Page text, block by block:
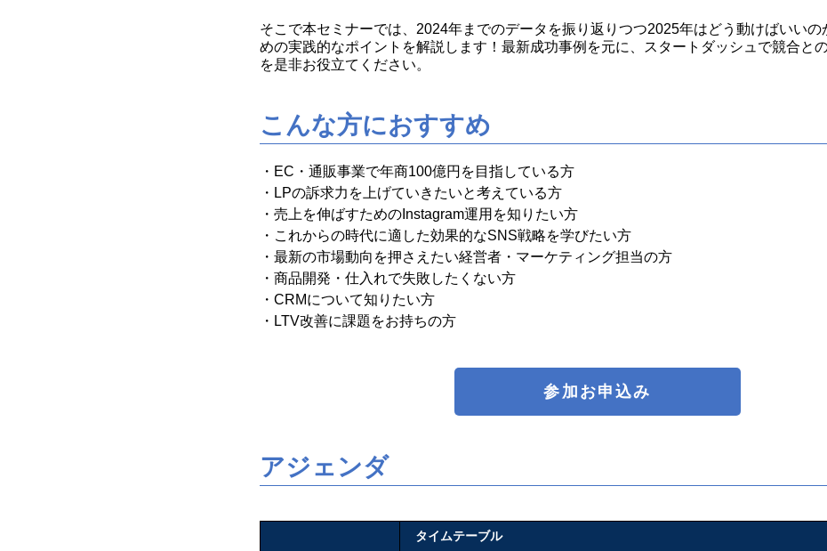
そこで本セミナーでは、2024年までのデータを振り返りつつ2025年はどう動けばいいの
めの実践的なポイントを解説します！ 最新成功事例を元に、スタートダッシュで競合と
を是非お役立てください。
こんな方におすすめ
・EC・通販事業で年商100億円を目指している方
・LPの訴求力を上げていきたいと考えている方
・売上を伸ばすためのInstagram運用を知りたい方
・これからの時代に適した効果的なSNS戦略を学びたい方
・最新の市場動向を押さえたい経営者・マーケティング担当の方
・商品開発・仕入れで失敗したくない方
・CRMについて知りたい方
・LTV改善に課題をお持ちの方
参加お申込み
アジェンダ
タイムテーブル